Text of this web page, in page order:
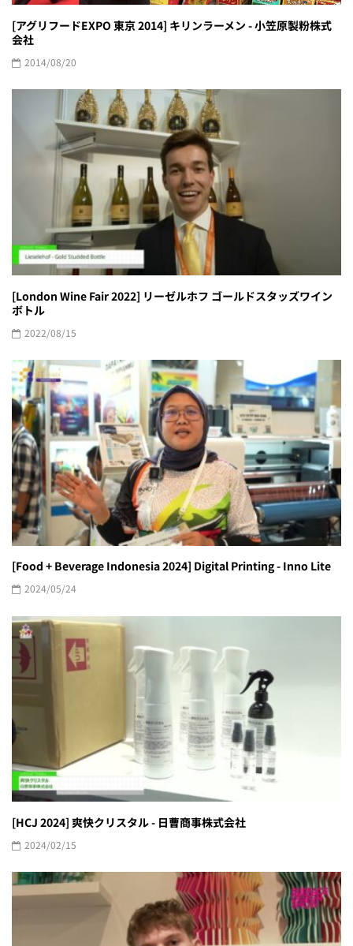
[アグリフードEXPO 東京 2014] キリンラーメン - 小笠原製粉株式
会社
2014/08/20
[London Wine Fair 2022] リーゼルホフ ゴールドスタッズワイン
ボトル
2022/08/15
[Food + Beverage Indonesia 2024] Digital Printing - Inno Lite
2024/05/24
[HCJ 2024] 爽快クリスタル - 日曹商事株式会社
2024/02/15